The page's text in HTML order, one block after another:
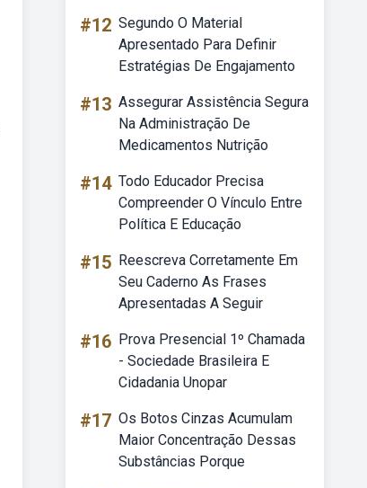
#12 Segundo O Material
Apresentado Para Definir
Estratégias De Engajamento
#13 Assegurar Assistência Segura
Na Administração De
Medicamentos Nutrição
#14 Todo Educador Precisa
Compreender O Vínculo Entre
Política E Educação
#15 Reescreva Corretamente Em
Seu Caderno As Frases
Apresentadas A Seguir
#16 Prova Presencial 1º Chamada
- Sociedade Brasileira E
Cidadania Unopar
#17 Os Botos Cinzas Acumulam
Maior Concentração Dessas
Substâncias Porque